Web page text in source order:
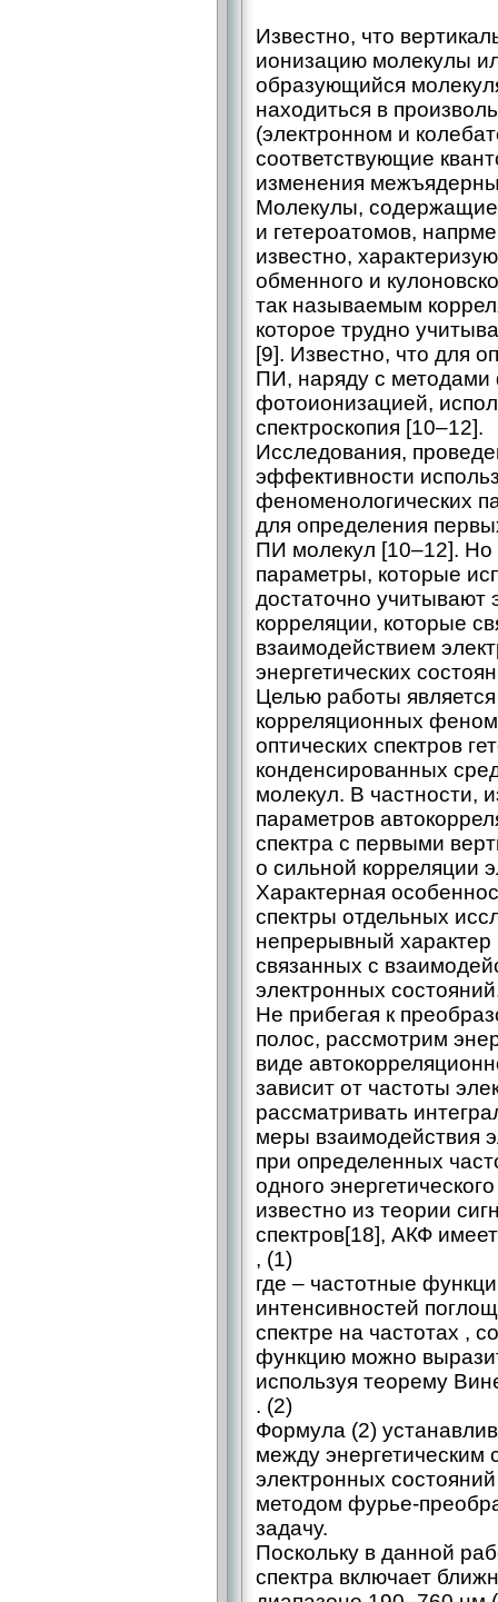
Известно, что
ионизацию молекулы
образующийся
находиться в
(электронном и
соответствующие
изменения
Молекулы,
и гетероатомов,
известно,
обменного и
так называемым
которое трудно
[9]. Известно, что для
ПИ, наряду с методами
фотоионизацией,
спектроскопия [10–12].
Исследования,
эффективности
феноменологических
для определения
ПИ молекул [10–12]. Но
параметры, которые
достаточно
корреляции, которые
взаимодействием
энергетических
Целью работы
корреляционных
оптических спектров
конденсированных
молекул. В частности,
параметров
спектра с первыми
о сильной корреляции
Характерная
спектры отдельных
непрерывный
связанных с
электронных
Не прибегая к
полос, рассмотрим
виде
зависит от частоты
рассматривать
меры взаимодействия
при определенных
одного
известно из теории
спектров[18], АКФ
, (1)
где – частотные
интенсивностей
спектре на частотах ,
функцию можно
используя теорему
. (2)
Формула (2)
между энергетическим
электронных
методом фурье-
задачу.
Поскольку в данной
спектра включает